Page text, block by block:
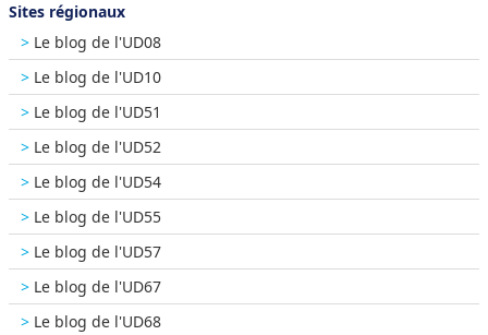
Sites régionaux
Le blog de l'UD08
Le blog de l'UD10
Le blog de l'UD51
Le blog de l'UD52
Le blog de l'UD54
Le blog de l'UD55
Le blog de l'UD57
Le blog de l'UD67
Le blog de l'UD68